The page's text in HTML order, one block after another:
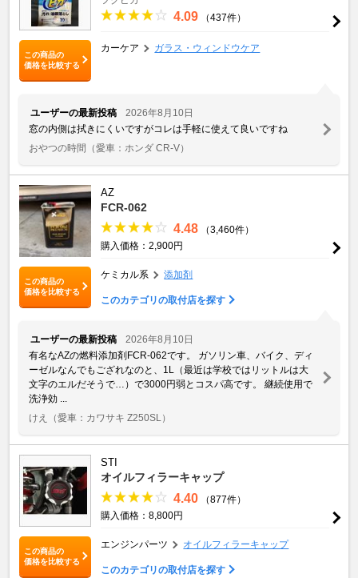
この商品の
価格を比較する
4.09 （437件）
カーケア ガラス・ウィンドウケア
ユーザーの最新投稿
2026年8月10日
窓の内側は拭きにくいですがコレは手軽に使えて良いですね
おやつの時間 （愛車：ホンダ CR-V）
この商品の
価格を比較する
AZ
FCR-062
4.48
（3,460件）
購入価格：2,900円
ケミカル系 添加剤
このカテゴリの取付店を探す
ユーザーの最新投稿
2026年8月10日
有名なAZの燃料添加剤FCR-062です。 ガソリン車、バイク、ディ
ーゼルなんでもござれなのと、1L（最近は学校ではリットルは大
文字のエルだそうで…）で3000円弱とコスパ高です。 継続使用で
洗浄効 ...
けえ
（愛車：カワサキ Z250SL）
この商品の
価格を比較する
STI
オイルフィラーキャップ
4.40
（877件）
購入価格：8,800円
エンジンパーツ オイルフィラーキャップ
このカテゴリの取付店を探す